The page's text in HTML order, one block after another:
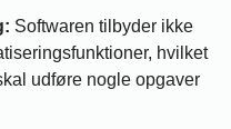
Softwaren tilbyder ikke
hvilket
udføre nogle opgaver